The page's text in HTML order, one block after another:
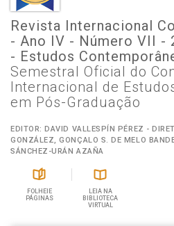
Revista Internacional
- Ano IV - Número VII -
- Estudos
Semestral Oficial do
Internacional de
em Pós-Graduação
EDITOR: DAVID VALLESPÍN PÉREZ -
GONZÁLEZ, GONÇALO S. DE MELO
SÁNCHEZ-URÁN AZAÑA
FOLHEIE
PÁGINAS
LEIA NA
BIBLIOTECA
VIRTUAL